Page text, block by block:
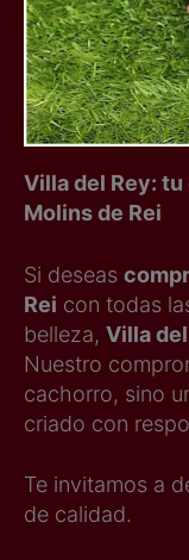
Villa del Rey:
Molins de Rei
Si deseas
Rei con todas
belleza, Villa
Nuestro
cachorro, sino
criado con
Te invitamos a
de calidad.